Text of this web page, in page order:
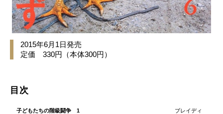
2015年6月1日発売
定価 330円（本体300円）
目次
子どもたちの階級闘争 1
ブレイディ